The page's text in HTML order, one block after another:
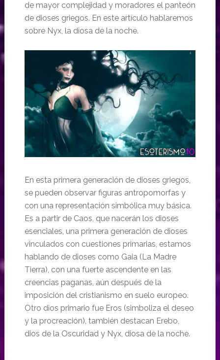
de mayor complejidad y moradores el panteón
de dioses griegos. En este artículo hablaremos
sobre Nyx, la diosa de la noche.
En esta primera generación de dioses griegos,
se pueden observar figuras antropomorfas y
con una representación simbólica muy básica.
Es a partir de Caos, que nacerán los dioses
esenciales, una primera generación de dioses
vinculados con cuestiones primarias, estamos
hablando de dioses como Gaia (La Madre
Tierra), con una fuerte ascendente en las
creencias paganas, aún después de la
imposición del cristianismo en suelo europeo.
Otro dios primario fue Eros (simboliza el deseo
y la procreación), también destacan Erebo,
dios de la Oscuridad y Nyx, diosa de la noche.